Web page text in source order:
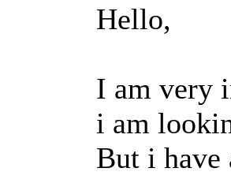
Hello,
I am very
i am
But i have